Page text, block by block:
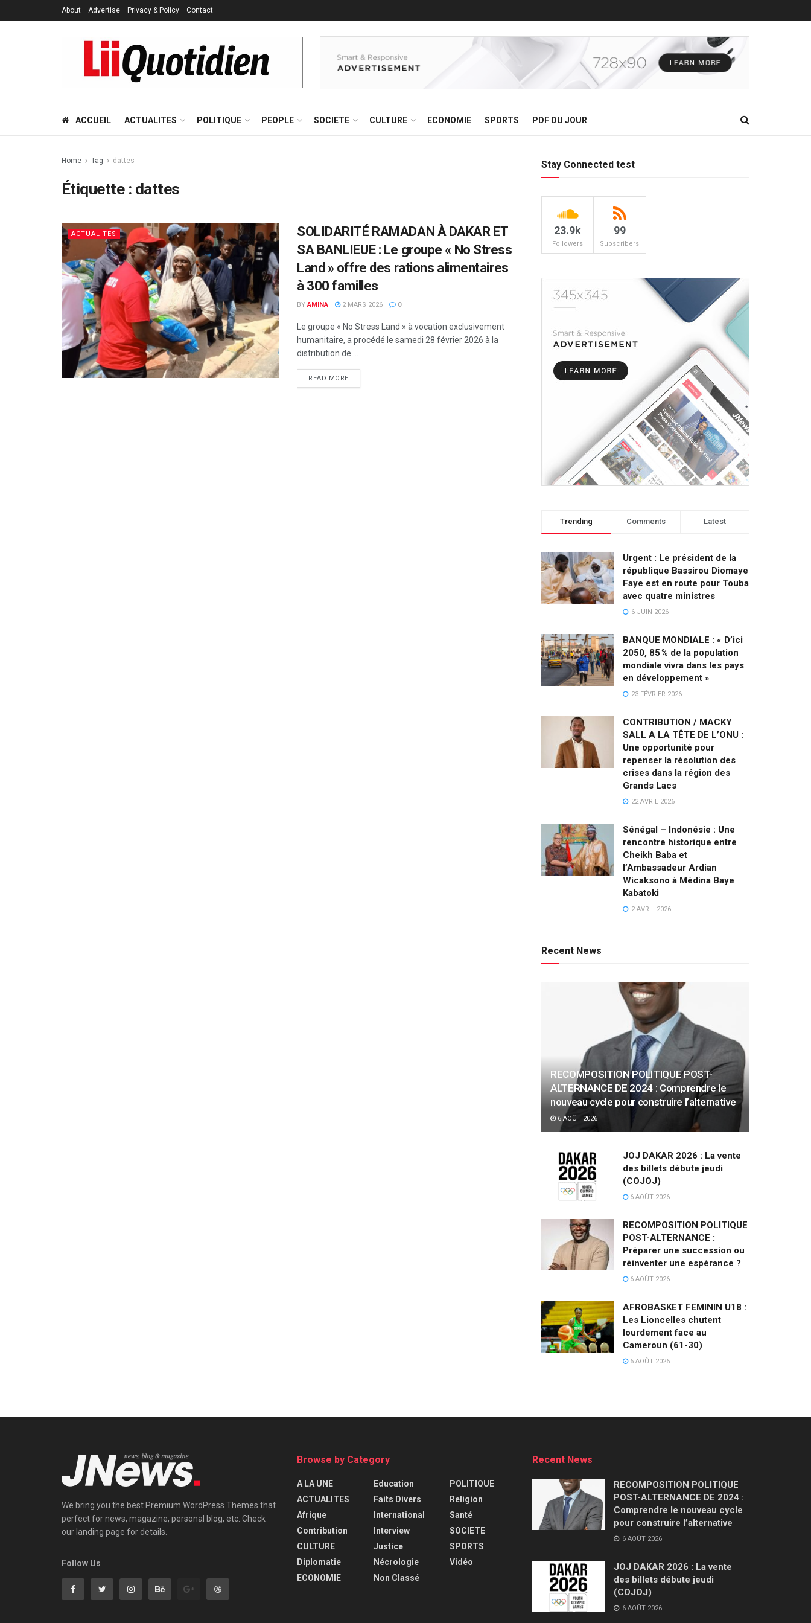
About Advertise Privacy & Policy Contact
ACCUEIL ACTUALITES POLITIQUE PEOPLE SOCIETE CULTURE ECONOMIE SPORTS PDF DU JOUR
Home Tag dattes
Étiquette : dattes
ACTUALITES
SOLIDARITÉ RAMADAN À DAKAR ET
SA BANLIEUE : Le groupe « No Stress
Land » offre des rations alimentaires
à 300 familles
BY AMINA 2 MARS 2026 0
Le groupe « No Stress Land » à vocation exclusivement
humanitaire, a procédé le samedi 28 février 2026 à la
distribution de ...
READ MORE
Stay Connected test
23.9k
Followers
99
Subscribers
Trending Comments Latest
Urgent : Le président de la
république Bassirou Diomaye
Faye est en route pour Touba
avec quatre ministres
6 JUIN 2026
BANQUE MONDIALE : « D’ici
2050, 85 % de la population
mondiale vivra dans les pays
en développement »
23 FÉVRIER 2026
CONTRIBUTION / MACKY
SALL A LA TÊTE DE L’ONU :
Une opportunité pour
repenser la résolution des
crises dans la région des
Grands Lacs
22 AVRIL 2026
Sénégal – Indonésie : Une
rencontre historique entre
Cheikh Baba et
l’Ambassadeur Ardian
Wicaksono à Médina Baye
Kabatoki
2 AVRIL 2026
Recent News
RECOMPOSITION POLITIQUE POST-
ALTERNANCE DE 2024 : Comprendre le
nouveau cycle pour construire l’alternative
6 AOÛT 2026
JOJ DAKAR 2026 : La vente
des billets débute jeudi
(COJOJ)
6 AOÛT 2026
RECOMPOSITION POLITIQUE
POST-ALTERNANCE :
Préparer une succession ou
réinventer une espérance ?
6 AOÛT 2026
AFROBASKET FEMININ U18 :
Les Lioncelles chutent
lourdement face au
Cameroun (61-30)
6 AOÛT 2026
We bring you the best Premium WordPress Themes that
perfect for news, magazine, personal blog, etc. Check
our landing page for details.
Follow Us
Browse by Category
A LA UNE
ACTUALITES
Afrique
Contribution
CULTURE
Diplomatie
ECONOMIE
Education
Faits Divers
International
Interview
Justice
Nécrologie
Non Classé
POLITIQUE
Religion
Santé
SOCIETE
SPORTS
Vidéo
Recent News
RECOMPOSITION POLITIQUE
POST-ALTERNANCE DE 2024 :
Comprendre le nouveau cycle
pour construire l’alternative
6 AOÛT 2026
JOJ DAKAR 2026 : La vente
des billets débute jeudi
(COJOJ)
6 AOÛT 2026